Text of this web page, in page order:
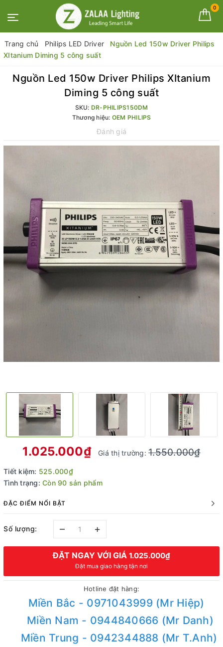
0
Trang chủ Philips LED Driver
Nguồn Led 150w Driver Philips
XItanium Diming 5 công suất
Nguồn Led 150w Driver Philips XItanium
Diming 5 công suất
SKU: DR-PHILIPS150DM
Thương hiệu: OEM PHILIPS
Đánh giá
1.025.000₫ Giá thị trường:1.550.000₫
Tiết kiệm: 525.000₫
Tình trạng: Còn 90 sản phẩm
ĐẶC ĐIỂM NỔI BẬT
Số lượng: – +
ĐẶT NGAY VỚI GIÁ 1.025.000₫
Đặt mua giao hàng tận nơi
Hotline đặt hàng:
Miền Bắc - 0971043999 (Mr Hiệp)
Miền Nam - 0944840666 (Mr Danh)
Miền Trung - 0942344888 (Mr T.Anh)